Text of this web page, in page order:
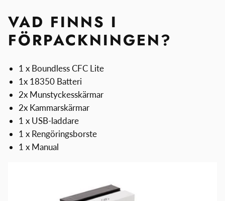
VAD FINNS I
FÖRPACKNINGEN?
1 x Boundless CFC Lite
1x 18350 Batteri
2x Munstyckesskärmar
2x Kammarskärmar
1 x USB-laddare
1 x Rengöringsborste
1 x Manual